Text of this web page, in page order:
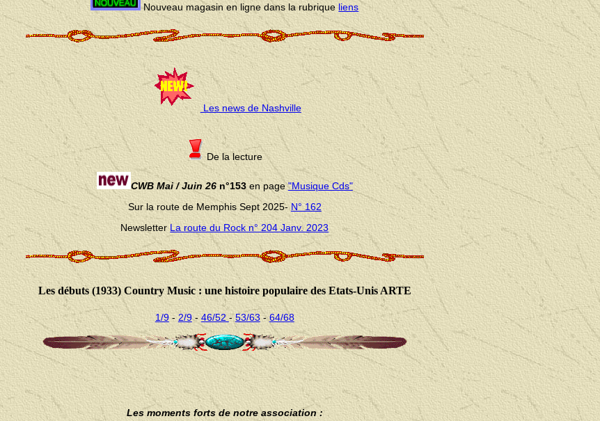
Nouveau magasin en ligne dans la rubrique liens
Les news de Nashville
De la lecture
CWB Mai / Juin 26 n°153en page"Musique Cds"
Sur la route de Memphis Sept 2025-N° 162
NewsletterLa route du Rock n° 204 Janv. 2023
Les débuts (1933) Country Music : une histoire populaire des Etats-Unis ARTE
1/9- 2/9-46/52 -53/63-64/68
Les moments forts de notre association :